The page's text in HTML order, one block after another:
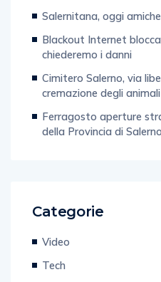
Salernitana, oggi
Blackout Internet
chiederemo i danni
Cimitero Salerno, via
cremazione degli
Ferragosto aperture
della Provincia di Salerno
Categorie
Video
Tech